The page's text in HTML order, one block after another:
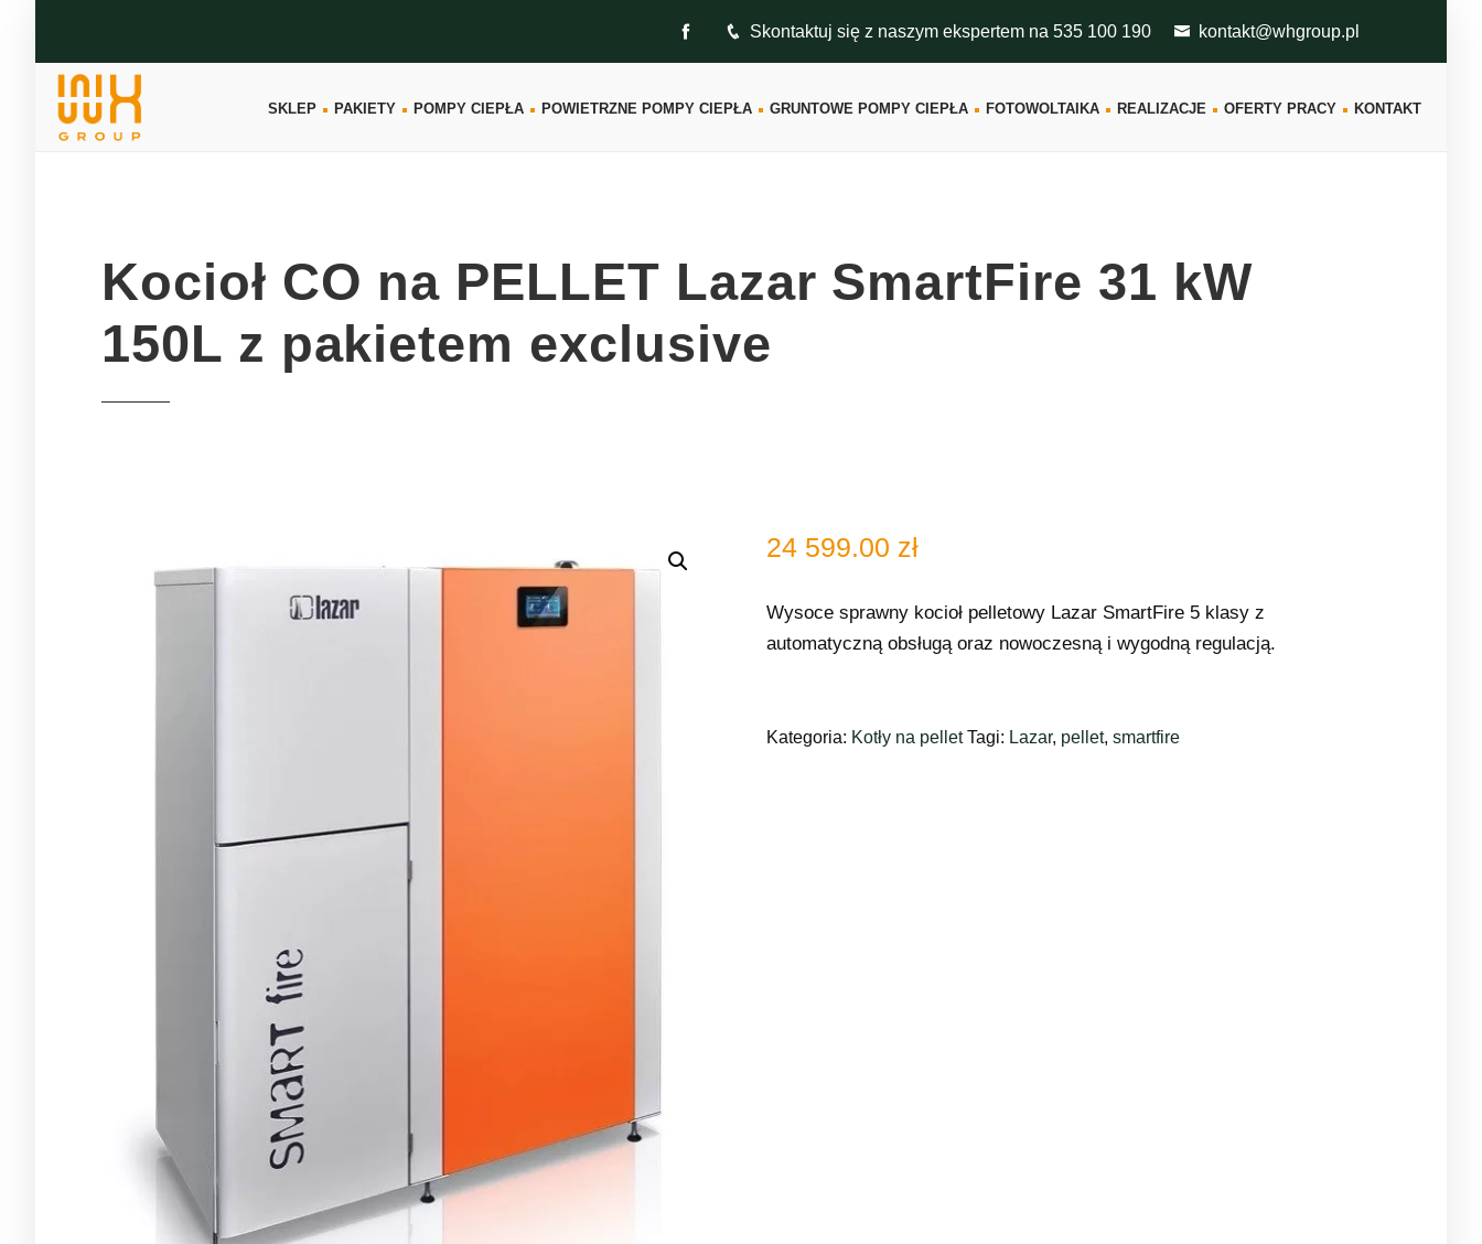
Skontaktuj się z naszym ekspertem na 535 100 190 kontakt@whgroup.pl
SKLEP PAKIETY POMPY CIEPŁA POWIETRZNE POMPY CIEPŁA GRUNTOWE POMPY CIEPŁA FOTOWOLTAIKA REALIZACJE OFERTY PRACY KONTAKT
Kocioł CO na PELLET Lazar SmartFire 31 kW
150L z pakietem exclusive
24 599.00 zł
Wysoce sprawny kocioł pelletowy Lazar SmartFire 5 klasy z
automatyczną obsługą oraz nowoczesną i wygodną regulacją.
Kategoria: Kotły na pellet Tagi: Lazar, pellet,smartfire